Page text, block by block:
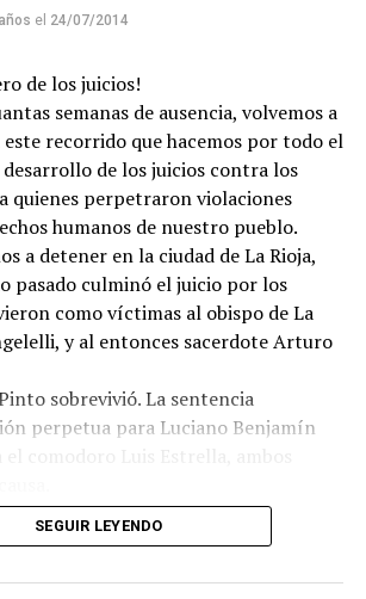
el 24/07/2014
de los juicios!
semanas de ausencia, volvemos a
recorrido que hacemos por todo el
de los juicios contra los
quienes perpetraron violaciones
humanos de nuestro pueblo.
a detener en la ciudad de La Rioja,
pasado culminó el juicio por los
como víctimas al obispo de La
y al entonces sacerdote Arturo
sobrevivió. La sentencia
perpetua para Luciano Benjamín
lo interesante del proceso judicial
de las audiencias, los testigos
SEGUIR LEYENDO